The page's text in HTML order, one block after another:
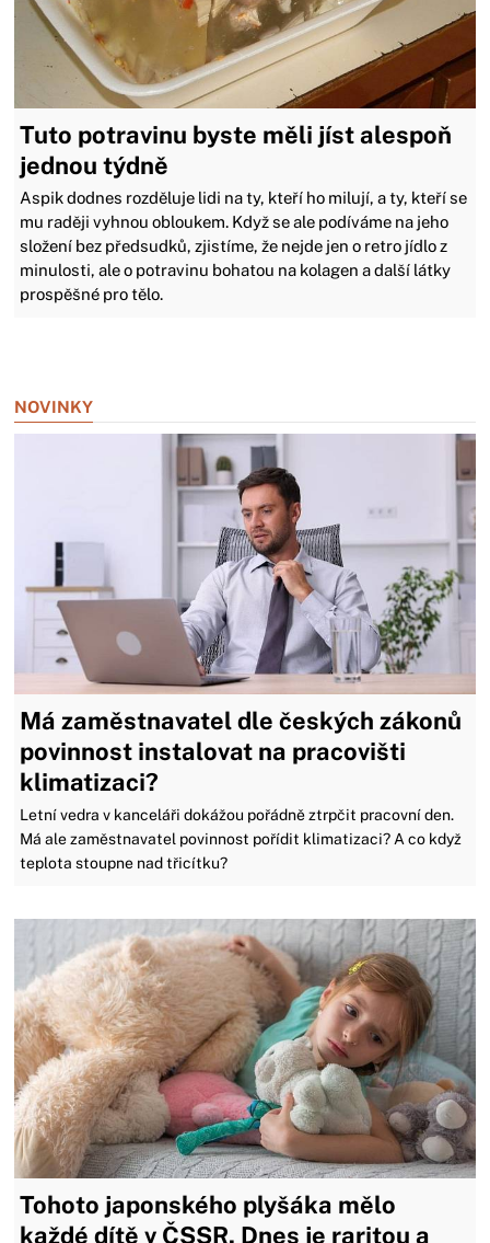
Tuto potravinu byste měli jíst alespoň
jednou týdně
Aspik dodnes rozděluje lidi na ty, kteří ho milují, a ty, kteří se
mu raději vyhnou obloukem. Když se ale podíváme na jeho
složení bez předsudků, zjistíme, že nejde jen o retro jídlo z
minulosti, ale o potravinu bohatou na kolagen a další látky
prospěšné pro tělo.
NOVINKY
Má zaměstnavatel dle českých zákonů
povinnost instalovat na pracovišti
klimatizaci?
Letní vedra v kanceláři dokážou pořádně ztrpčit pracovní den.
Má ale zaměstnavatel povinnost pořídit klimatizaci? A co když
teplota stoupne nad třicítku?
Tohoto japonského plyšáka mělo
každé dítě v ČSSR. Dnes je raritou a